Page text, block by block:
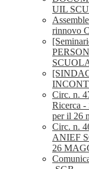
UIL
rinnovo
Circ. n.
Ricerca -
per il 26
Circ. n.
ANIEF
26